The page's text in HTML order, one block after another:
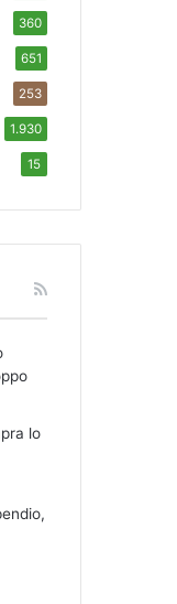
360
651
253
1.930
15
lo